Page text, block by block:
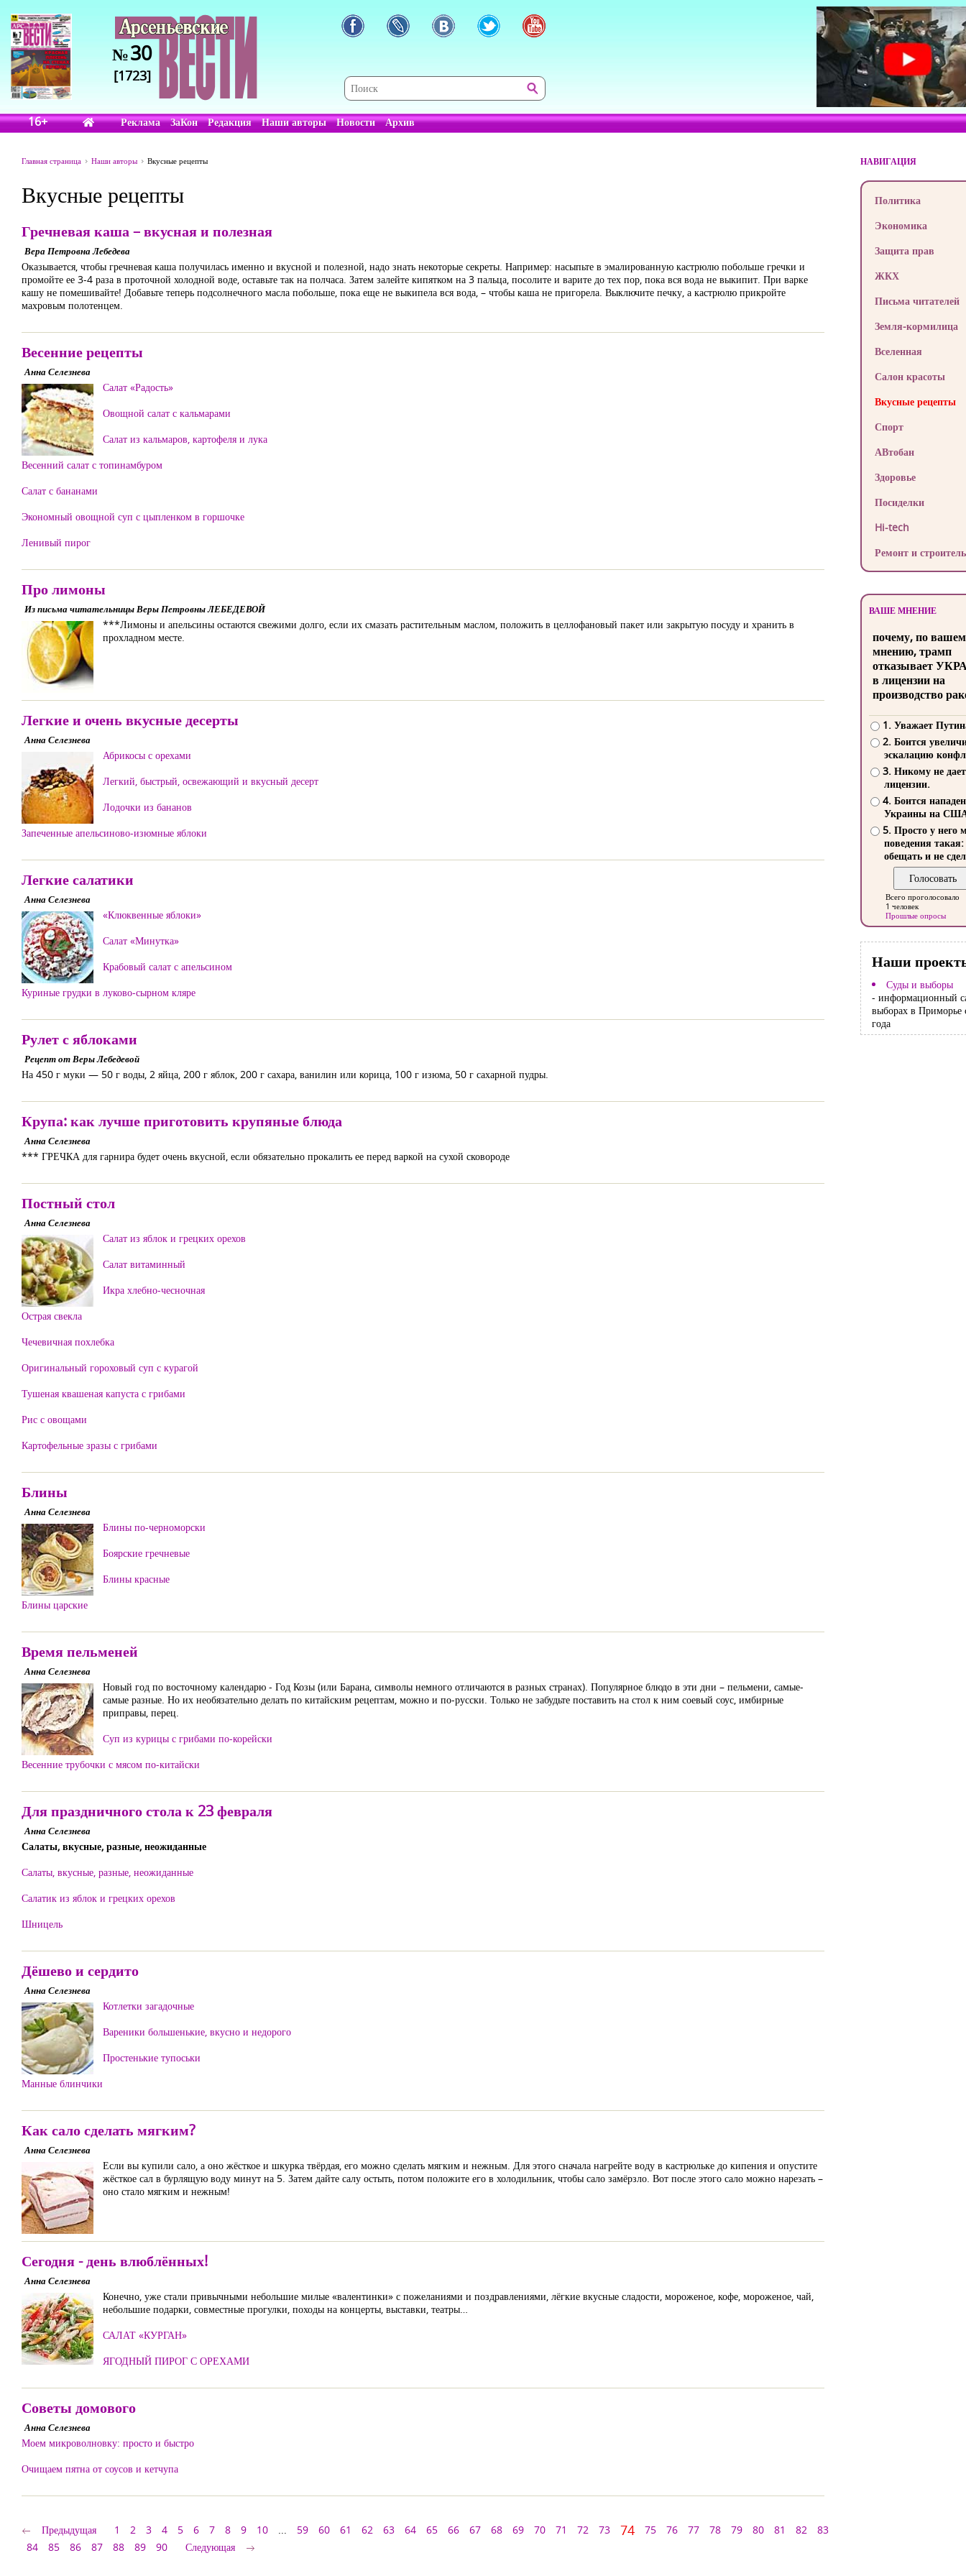
№30
[1723]
16+ Реклама ЗаКон Редакция Наши авторы Новости Архив
Главная страница Наши авторы Вкусные рецепты
Вкусные рецепты
Гречневая каша – вкусная и полезная
Вера Петровна Лебедева
Оказывается, чтобы гречневая каша получилась именно и вкусной и полезной, надо знать некоторые секреты. Например: насыпьте в эмалированную кастрюлю побольше гречки и
промойте ее 3-4 раза в проточной холодной воде, оставьте так на полчаса. Затем залейте кипятком на 3 пальца, посолите и варите до тех пор, пока вся вода не выкипит. При варке
кашу не помешивайте! Добавьте теперь подсолнечного масла побольше, пока еще не выкипела вся вода, – чтобы каша не пригорела. Выключите печку, а кастрюлю прикройте
махровым полотенцем.
Весенние рецепты
Анна Селезнева
Салат «Радость»
Овощной салат с кальмарами
Салат из кальмаров, картофеля и лука
Весенний салат с топинамбуром
Салат с бананами
Экономный овощной суп с цыпленком в горшочке
Ленивый пирог
Про лимоны
Из письма читательницы Веры Петровны ЛЕБЕДЕВОЙ
***Лимоны и апельсины остаются свежими долго, если их смазать растительным маслом, положить в целлофановый пакет или закрытую посуду и хранить в
прохладном месте.
Легкие и очень вкусные десерты
Анна Селезнева
Абрикосы с орехами
Легкий, быстрый, освежающий и вкусный десерт
Лодочки из бананов
Запеченные апельсиново-изюмные яблоки
Легкие салатики
Анна Селезнева
«Клюквенные яблоки»
Салат «Минутка»
Крабовый салат с апельсином
Куриные грудки в луково-сырном кляре
Рулет с яблоками
Рецепт от Веры Лебедевой
На 450 г муки — 50 г воды, 2 яйца, 200 г яблок, 200 г сахара, ванилин или корица, 100 г изюма, 50 г сахарной пудры.
Крупа: как лучше приготовить крупяные блюда
Анна Селезнева
*** ГРЕЧКА для гарнира будет очень вкусной, если обязательно прокалить ее перед варкой на сухой сковороде
Постный стол
Анна Селезнева
Салат из яблок и грецких орехов
Салат витаминный
Икра хлебно-чесночная
Острая свекла
Чечевичная похлебка
Оригинальный гороховый суп с курагой
Тушеная квашеная капуста с грибами
Рис с овощами
Картофельные зразы с грибами
Блины
Анна Селезнева
Блины по-черноморски
Боярские гречневые
Блины красные
Блины царские
Время пельменей
Анна Селезнева
Новый год по восточному календарю - Год Козы (или Барана, символы немного отличаются в разных странах). Популярное блюдо в эти дни – пельмени, самые-
самые разные. Но их необязательно делать по китайским рецептам, можно и по-русски. Только не забудьте поставить на стол к ним соевый соус, имбирные
приправы, перец.
Суп из курицы с грибами по-корейски
Весенние трубочки с мясом по-китайски
Для праздничного стола к 23 февраля
Анна Селезнева
Салаты, вкусные, разные, неожиданные
Салаты, вкусные, разные, неожиданные
Салатик из яблок и грецких орехов
Шницель
Дёшево и сердито
Анна Селезнева
Котлетки загадочные
Вареники большенькие, вкусно и недорого
Простенькие тупоськи
Манные блинчики
Как сало сделать мягким?
Анна Селезнева
Если вы купили сало, а оно жёсткое и шкурка твёрдая, его можно сделать мягким и нежным. Для этого сначала нагрейте воду в кастрюльке до кипения и опустите
жёсткое сал в бурлящую воду минут на 5. Затем дайте салу остыть, потом положите его в холодильник, чтобы сало замёрзло. Вот после этого сало можно нарезать –
оно стало мягким и нежным!
Сегодня - день влюблённых!
Анна Селезнева
Конечно, уже стали привычными небольшие милые «валентинки» с пожеланиями и поздравлениями, лёгкие вкусные сладости, мороженое, кофе, мороженое, чай,
небольшие подарки, совместные прогулки, походы на концерты, выставки, театры…
САЛАТ «КУРГАН»
ЯГОДНЫЙ ПИРОГ С ОРЕХАМИ
Советы домового
Анна Селезнева
Моем микроволновку: просто и быстро
Очищаем пятна от соусов и кетчупа
Предыдущая 1 2 3 4 5 6 7 8 9 10 ... 59 60 61 62 63 64 65 66 67 68 69 70 71 72 73 74 75 76 77 78 79 80 81 82
83
84
85 86 87 88 89 90 Следующая
НАВИГАЦИЯ
Политика
Экономика
Защита прав
ЖКХ
Письма читателей
Земля-кормилица
Вселенная
Салон красоты
Вкусные рецепты
Спорт
АВтобан
Здоровье
Посиделки
Hi-tech
Ремонт и
ВАШЕ МНЕНИЕ
почему, по
мнению, трамп
отказывает
в лицензии на
производство
1. Уважает
2. Боится
эскалацию
3. Никому не
лицензии.
4. Боится
Украины на
5. Просто у него
поведения такая:
обещать и не
Всего проголосовало
1 человек
Прошлые опросы
Наши
Суды и выборы
- информационный
выборах в Приморье
года